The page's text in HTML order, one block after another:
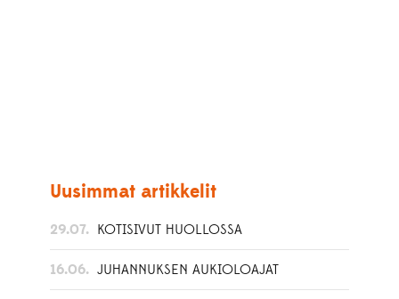
Uusimmat artikkelit
29.07. KOTISIVUT HUOLLOSSA
16.06. JUHANNUKSEN AUKIOLOAJAT